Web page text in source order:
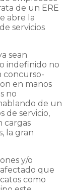
de un ERE
abre la
servicios
sean
indefinido no
concurso-
en manos
no
de un
de servicio,
cargas
la gran
y/o
que
como